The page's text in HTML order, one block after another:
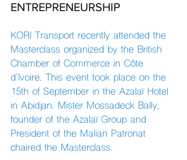
ENTREPRENEURSHIP
KORI Transport recently attended the
Masterclass organized by the British
Chamber of Commerce in Côte
d’Ivoire. This event took place on the
15th of September in the Azalaï Hotel
in Abidjan. Mister Mossadeck Bally,
founder of the Azalaï Group and
President of the Malian Patronat
chaired the Masterclass.